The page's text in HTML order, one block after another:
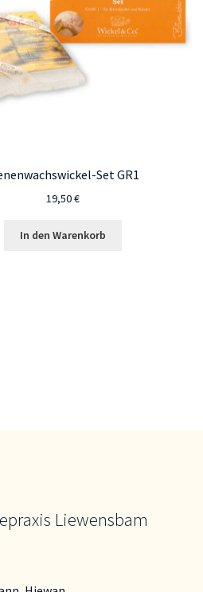
Set GR1
19,50€
In den Warenkorb
Liewensbam